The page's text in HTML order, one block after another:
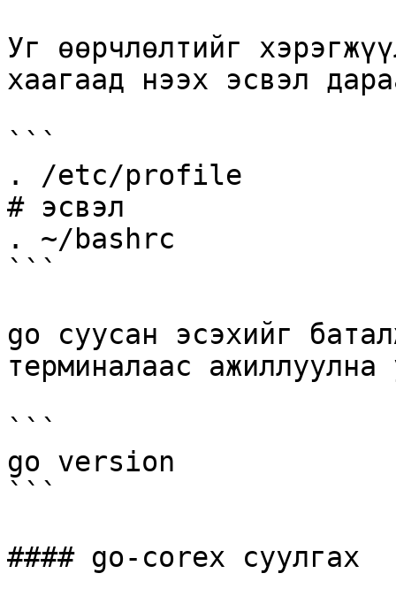
Уг өөрчлөлтийг
хаагаад нээх эсвэл
```
. /etc/profile
# эсвэл
. ~/bashrc
```
go суусан эсэхийг
терминалаас
```
go version
```
#### go-corex суулгах